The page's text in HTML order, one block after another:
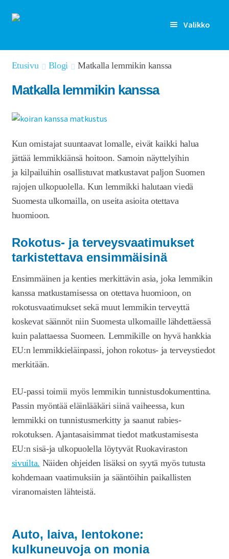
Siirry
Siirry
Valikko
Rekisteröidy
Ominaisuudet
Artikkelit
Hinnoittelu
Meistä
Kauppa
Etusivu Blogi Matkalla lemmikin kanssa
Matkalla lemmikin kanssa
Kun omistajat suuntaavat lomalle, eivät kaikki halua
jättää lemmikkiänsä hoitoon. Samoin näyttelyihin
ja kilpailuihin osallistuvat matkustavat paljon Suomen
rajojen ulkopuolella. Kun lemmikki halutaan viedä
Suomesta ulkomailla, on useita asioita otettava
huomioon.
Rokotus- ja terveysvaatimukset
tarkistettava ensimmäisinä
Ensimmäinen ja kenties merkittävin asia, joka lemmikin
kanssa matkustamisessa on otettava huomioon, on
rokotusvaatimukset sekä muut lemmikin terveyttä
koskevat säännöt niin Suomesta ulkomaille lähdettäessä
kuin palattaessa Suomeen. Lemmikille on hyvä hankkia
EU:n lemmikkieläinpassi, johon rokotus- ja terveystiedot
merkitään.
EU-passi toimii myös lemmikin tunnistusdokumenttina.
Passin myöntää eläinlääkäri siinä vaiheessa, kun
lemmikki on tunnistusmerkitty ja saanut rabies-
rokotuksen. Ajantasaisimmat tiedot matkustamisesta
EU:n sisä-ja ulkopuolella löytyvät Ruokaviraston
sivuilta. Näiden ohjeiden lisäksi on syytä myös tutusta
kohdemaan vaatimuksiin ja sääntöihin paikallisten
viranomaisten lähteistä.
Auto, laiva, lentokone:
kulkuneuvoja on monia